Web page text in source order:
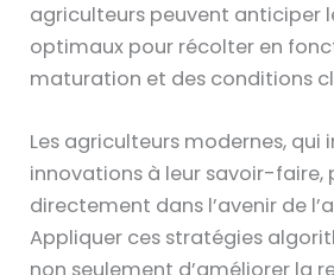
agriculteurs peuvent anticiper
optimaux pour récolter en
maturation et des conditions
Les agriculteurs modernes, qui
innovations à leur savoir-faire,
directement dans l’avenir de
Appliquer ces stratégies